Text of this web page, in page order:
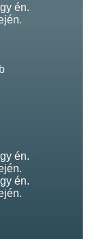
én.
én.
én.